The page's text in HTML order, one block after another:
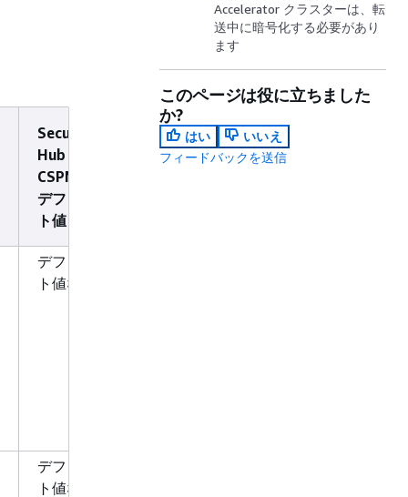
Security
Hub
CSPM の
デフォル
ト値
デフォル
ト値なし
デフォル
ト値なし
Accelerator クラスターは、転
送中に暗号化する必要があり
ます
このページは役に立ちました
か?
はい
いいえ
フィードバックを送信